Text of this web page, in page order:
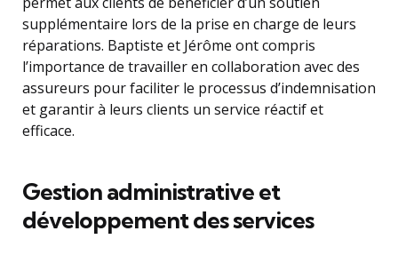
supplémentaire lors de la prise en charge de leurs
réparations. Baptiste et Jérôme ont compris
l’importance de travailler en collaboration avec des
assureurs pour faciliter le processus d’indemnisation
et garantir à leurs clients un service réactif et
efficace.
Gestion administrative et
développement des services